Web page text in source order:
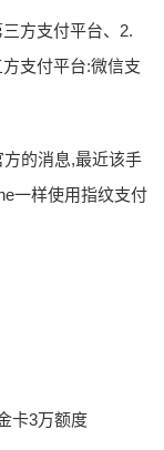
方支付平台、2.
支付平台:微信支
的消息,最近该手
一样使用指纹支付
卡3万额度